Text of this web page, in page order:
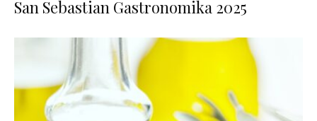
San Sebastian Gastronomika 2025